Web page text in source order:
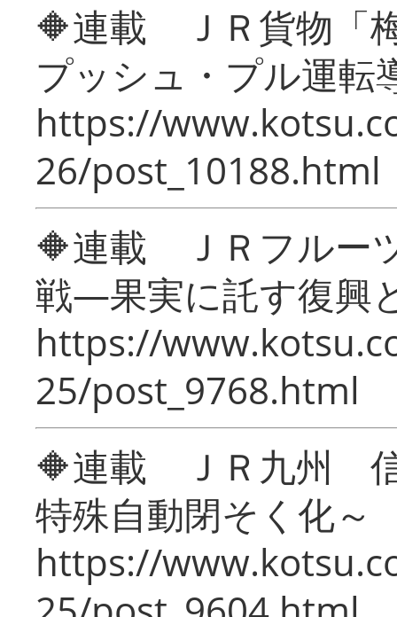
🔶連載 ＪＲ貨物「
プッシュ・プル運転
https://
26/post_10188.html
🔶連載 ＪＲフルー
戦―果実に託す復興
https://
25/post_9768.html
🔶連載 ＪＲ九州 信
特殊自動閉そく化～
https://